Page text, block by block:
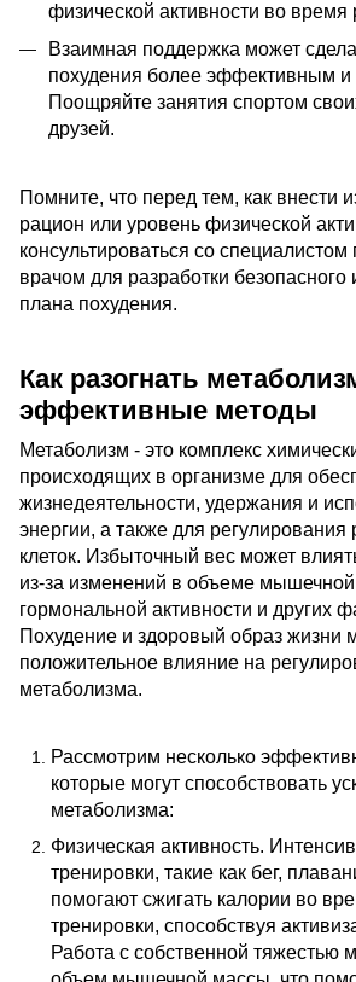
физической активности во время
Взаимная поддержка может
похудения более эффективным
Поощряйте занятия спортом
друзей.
Помните, что перед тем, как внести
рацион или уровень физической
консультироваться со специалистом
врачом для разработки
плана похудения.
Как разогнать
эффективные методы
Метаболизм - это комплекс
происходящих в организме для
жизнедеятельности, удержания и
энергии, а также для регулирования
клеток. Избыточный вес может
из-за изменений в объеме
гормональной активности и других
Похудение и здоровый образ жизни
положительное влияние на
метаболизма.
Рассмотрим несколько
которые могут способствовать
метаболизма:
Физическая активность.
тренировки, такие как бег,
помогают сжигать калории во
тренировки, способствуя
Работа с собственной тяжестью